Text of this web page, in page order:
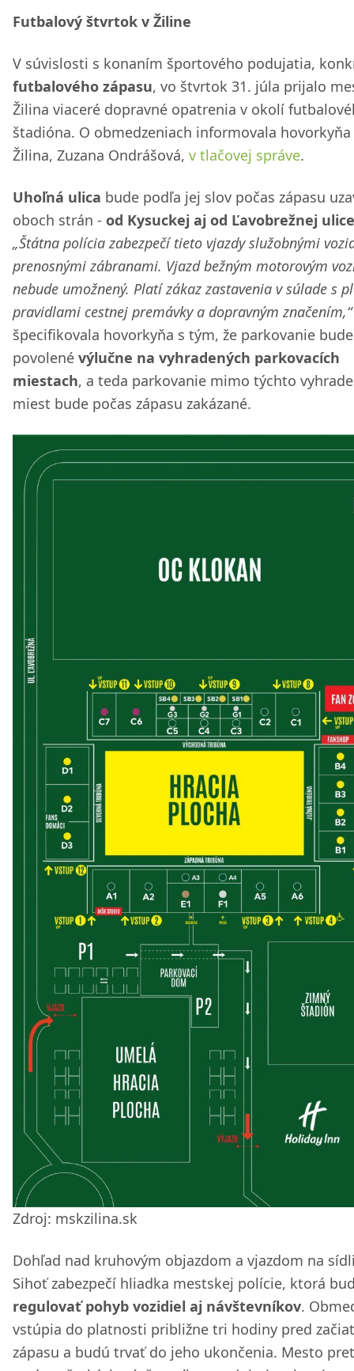
Futbalový štvrtok v Žiline
V súvislosti s konaním športového podujatia,
futbalového zápasu, vo štvrtok 31. júla prijalo
Žilina viaceré dopravné opatrenia v okolí
štadióna. O obmedzeniach informovala
Žilina, Zuzana Ondrášová, v tlačovej správe.
Uhoľná ulica bude podľa jej slov počas zápasu
oboch strán - od Kysuckej aj od Ľavobrežnej ulice
„Štátna polícia zabezpečí tieto vjazdy služobnými
prenosnými zábranami. Vjazd bežným motorovým
nebude umožnený. Platí zákaz zastavenia v súlade s
pravidlami cestnej premávky a dopravným značením,“
špecifikovala hovorkyňa s tým, že parkovanie bude
povolené výlučne na vyhradených parkovacích
miestach, a teda parkovanie mimo týchto
miest bude počas zápasu zakázané.
Zdroj: mskzilina.sk
Dohľad nad kruhovým objazdom a vjazdom na
Sihoť zabezpečí hliadka mestskej polície, ktorá
regulovať pohyb vozidiel aj návštevníkov.
vstúpia do platnosti približne tri hodiny pred
zápasu a budú trvať do jeho ukončenia. Mesto